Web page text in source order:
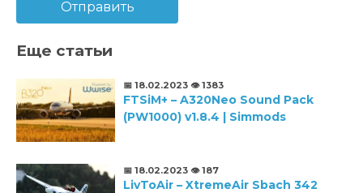
Отправить
Еще статьи
📅 18.02.2023 👁️ 1383
FTSiM+ – A320Neo Sound Pack
(PW1000) v1.8.4 | Simmods
📅 18.02.2023 👁️ 187
LivToAir – XtremeAir Sbach 342